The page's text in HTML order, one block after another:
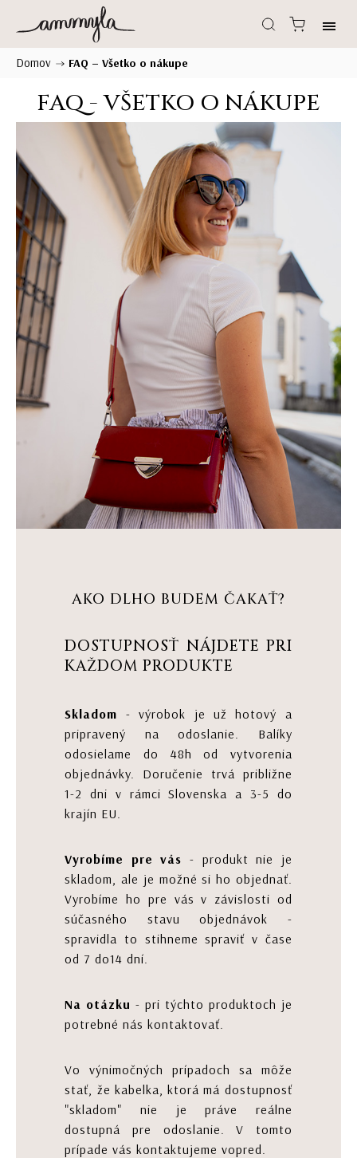
Domov / FAQ – Všetko o nákupe
FAQ - VŠETKO O NÁKUPE
AKO DLHO BUDEM ČAKAŤ?
DOSTUPNOSŤ NÁJDETE PRI
KAŽDOM PRODUKTE
Skladom - výrobok je už hotový a
pripravený na odoslanie. Balíky
odosielame do 48h od vytvorenia
objednávky. Doručenie trvá približne
1-2 dni v rámci Slovenska a 3-5 do
krajín EU.
Vyrobíme pre vás - produkt nie je
skladom, ale je možné si ho objednať.
Vyrobíme ho pre vás v závislosti od
súčasného stavu objednávok -
spravidla to stihneme spraviť v čase
od 7 do14 dní.
Na otázku - pri týchto produktoch je
potrebné nás kontaktovať.
Vo výnimočných prípadoch sa môže
stať, že kabelka, ktorá má dostupnosť
"skladom" nie je práve reálne
dostupná pre odoslanie. V tomto
prípade vás kontaktujeme vopred.